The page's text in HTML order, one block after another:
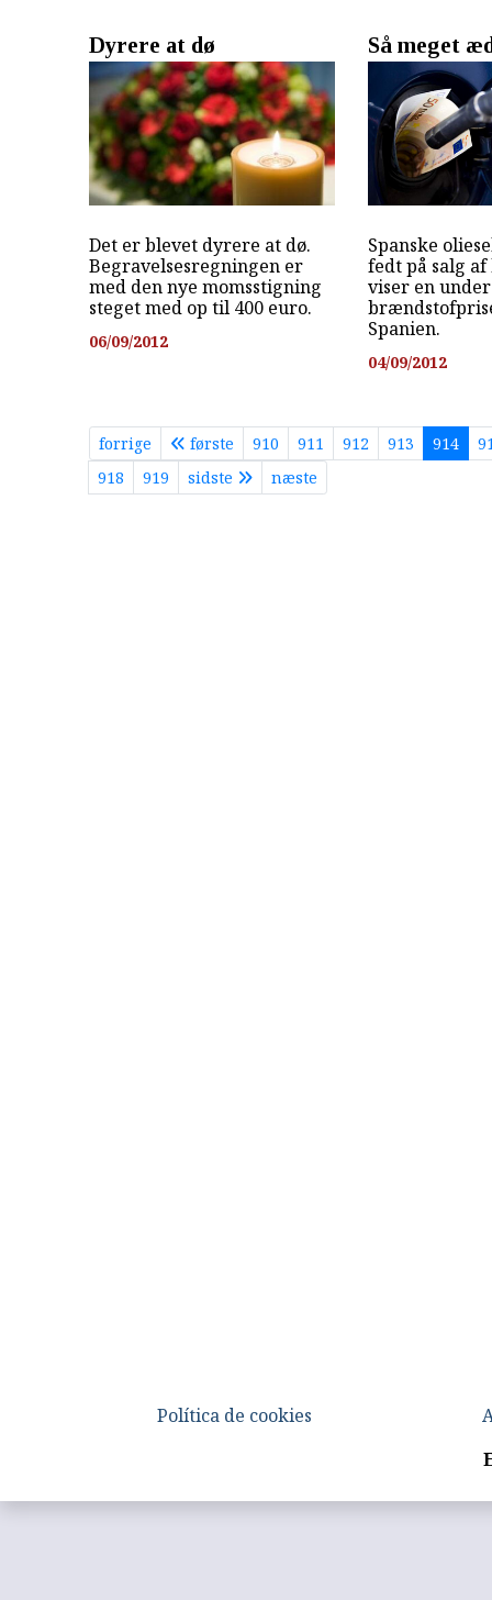
Dyrere at dø
Det er blevet dyrere at dø.
Begravelsesregningen er
med den nye momsstigning
steget med op til 400 euro.
06/09/2012
Så meget
Spanske
fedt på salg
viser en
Spanien.
04/09/2012
forrige første 910 911 912 913 914
918
919 sidste næste
Política de cookies